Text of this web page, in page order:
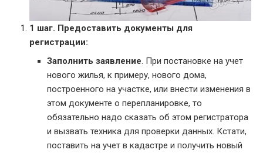
1 шаг. Предоставить документы для
регистрации:
Заполнить заявление. При постановке на учет
нового жилья, к примеру, нового дома,
построенного на участке, или внести изменения в
этом документе о перепланировке, то
обязательно надо сказать об этом регистратора
и вызвать техника для проверки данных. Кстати,
поставить на учет в кадастре и получить новый